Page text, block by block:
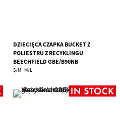
DZIECIĘCA CZAPKA BUCKET Z
POLIESTRU Z RECYKLINGU
BEECHFIELD GBE/B90NB
S/M M/L